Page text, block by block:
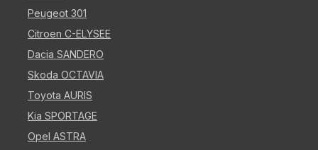
Peugeot 301
Citroen C-ELYSEE
Dacia SANDERO
Skoda OCTAVIA
Toyota AURIS
Kia SPORTAGE
Opel ASTRA